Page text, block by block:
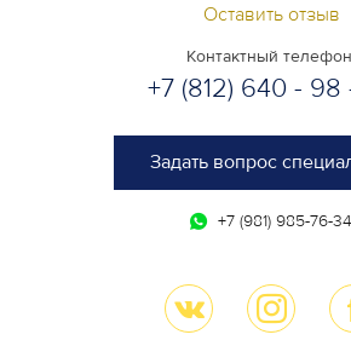
Оставить отзыв
Контактный
+7 (812) 640 - 98
Задать вопрос
+7 (981) 985-76-34